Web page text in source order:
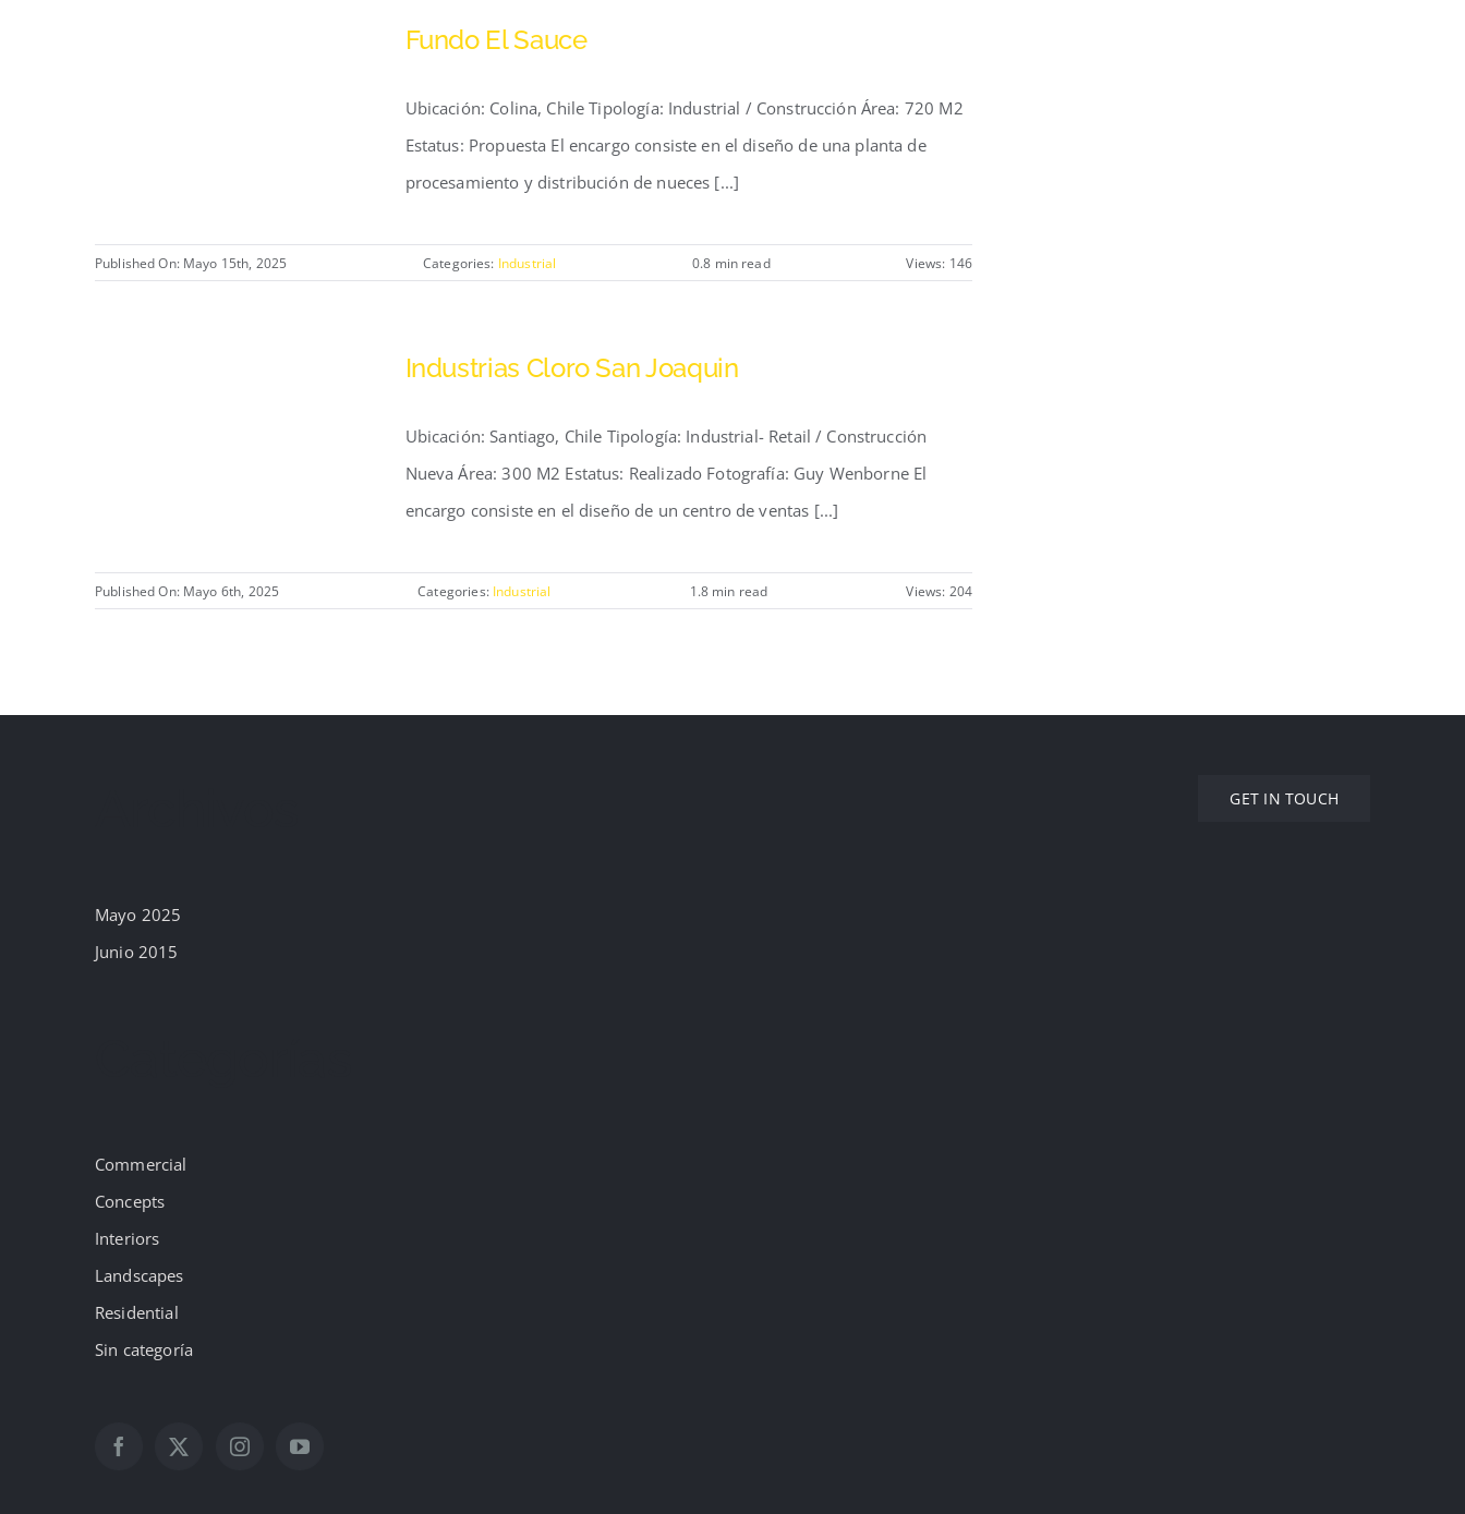
Fundo El Sauce
Ubicación: Colina, Chile Tipología: Industrial / Construcción Área: 720 M2
Estatus: Propuesta El encargo consiste en el diseño de una planta de
procesamiento y distribución de nueces [...]
Published On: Mayo 15th, 2025 Categories: Industrial 0.8 min read Views: 146
Industrias Cloro San Joaquin
Ubicación: Santiago, Chile Tipología: Industrial- Retail / Construcción
Nueva Área: 300 M2 Estatus: Realizado Fotografía: Guy Wenborne El
encargo consiste en el diseño de un centro de ventas [...]
Published On: Mayo 6th, 2025 Categories: Industrial 1.8 min read Views: 204
Mayo 2025
Junio 2015
Commercial
Concepts
Interiors
Landscapes
Residential
Sin categoría
GET IN TOUCH